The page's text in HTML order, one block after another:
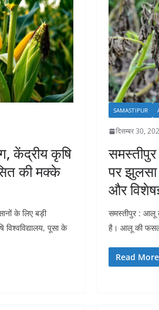
केंद्रीय कृषि
की मक्के
के लिए बड़ी
पूसा के
SAMASTIPUR
दिसम्बर 30,
पर झुलसा
और
समस्तीपुर : आलू
है। आलू की फसल
Read More